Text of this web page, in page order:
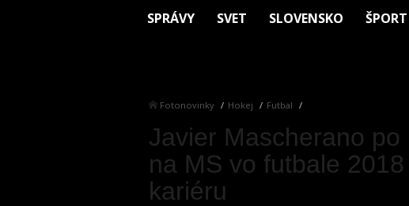
SPRÁVY SVET SLOVENSKO ŠPORT
Fotonovinky Hokej Futbal
Javier Mascherano
na MS vo futbale
kariéru